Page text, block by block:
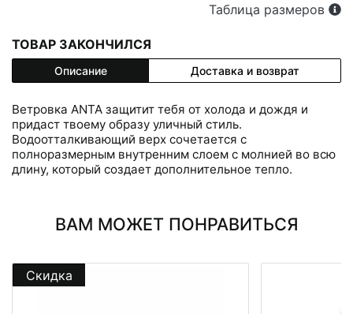
Таблица размеров
ТОВАР ЗАКОНЧИЛСЯ
Описание Доставка и возврат
Ветровка ANTA защитит тебя от холода и дождя и
придаст твоему образу уличный стиль.
Водоотталкивающий верх сочетается с
полноразмерным внутренним слоем с молнией во всю
длину, который создает дополнительное тепло.
ВАМ МОЖЕТ ПОНРАВИТЬСЯ
Скидка